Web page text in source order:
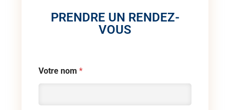
PRENDRE UN RENDEZ-
VOUS
Votre nom *